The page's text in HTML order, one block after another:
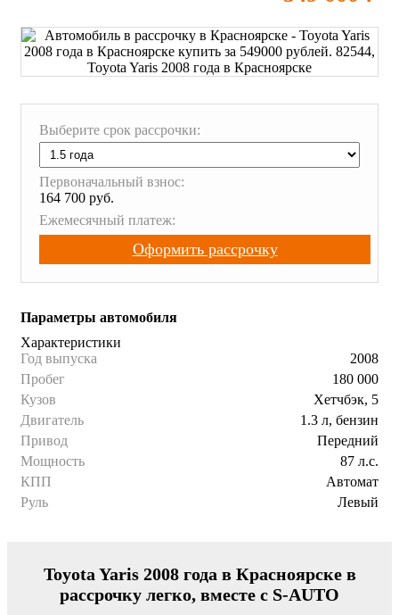
Выберите срок рассрочки:
Первоначальный взнос:
164 700 руб.
Ежемесячный платеж:
Оформить рассрочку
Параметры автомобиля
Характеристики
Год выпуска
2008
Пробег
180 000
Кузов
Хетчбэк, 5
Двигатель
1.3 л, бензин
Привод
Передний
Мощность
87 л.с.
КПП
Автомат
Руль
Левый
Toyota Yaris 2008 года в Красноярске в
рассрочку легко, вместе с S-AUTO